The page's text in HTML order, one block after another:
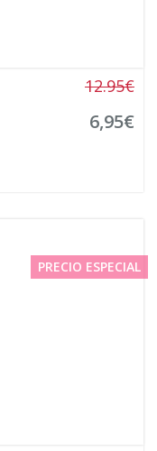
12.95€
6,95€
PRECIO ESPECIAL